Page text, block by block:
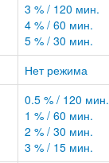
3 % / 120 мин.
4 % / 60 мин.
5 % / 30 мин.
Нет режима
0.5 % / 120 мин.
1 % / 60 мин.
2 % / 30 мин.
3 % / 15 мин.